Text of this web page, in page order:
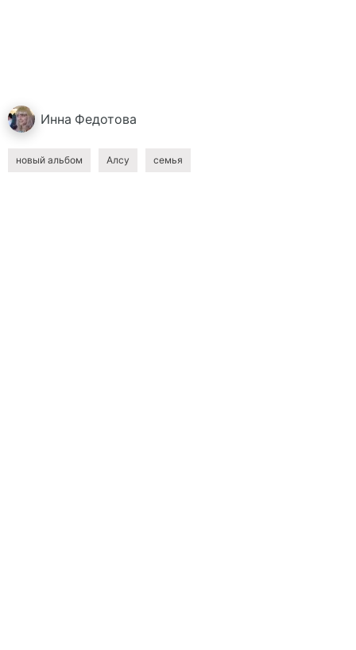
Инна Федотова
новый альбом Алсу семья